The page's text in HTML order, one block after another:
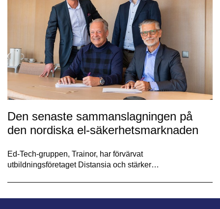
Den senaste sammanslagningen på
den nordiska el-säkerhetsmarknaden
Ed-Tech-gruppen, Trainor, har förvärvat
utbildningsföretaget Distansia och stärker…